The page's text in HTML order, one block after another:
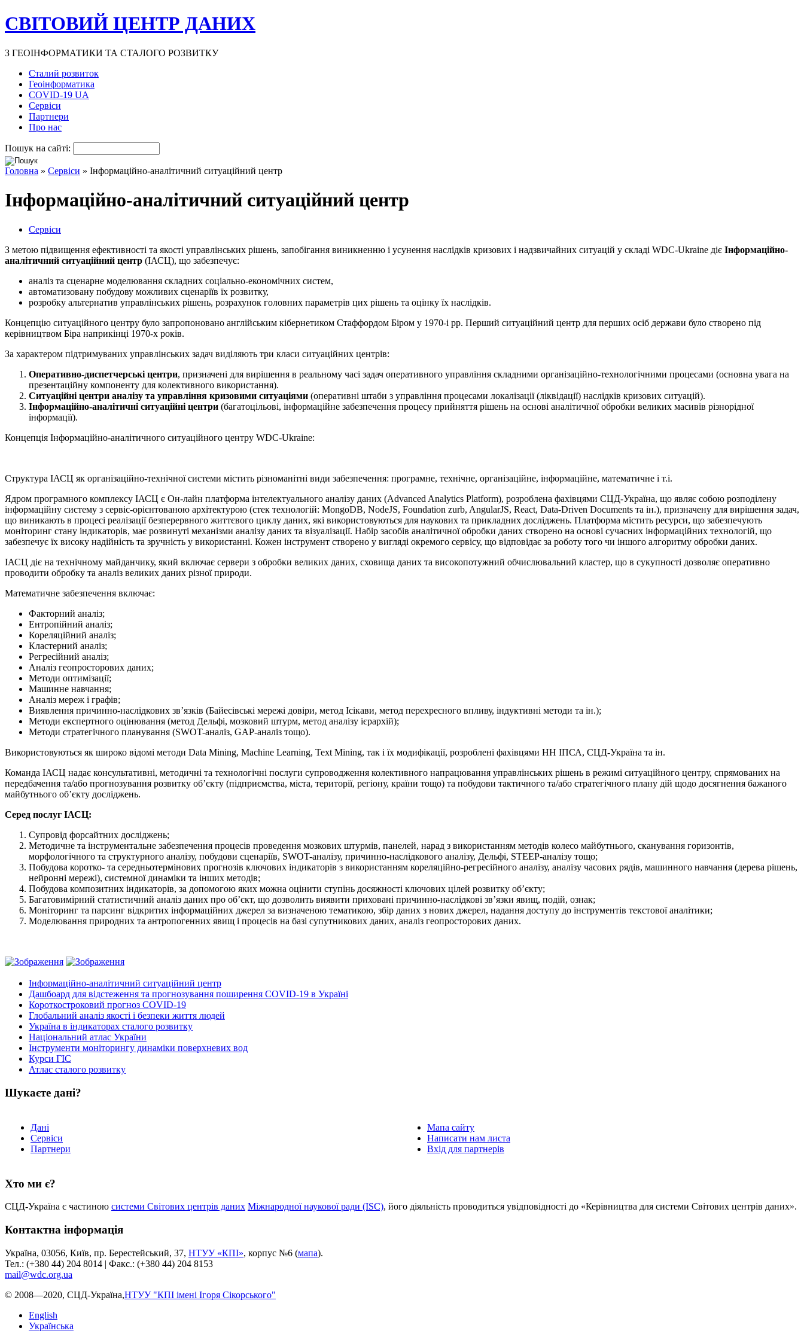
СВІТОВИЙ ЦЕНТР ДАНИХ
З ГЕОІНФОРМАТИКИ ТА СТАЛОГО РОЗВИТКУ
Сталий розвиток
Геоінформатика
COVID-19 UA
Сервіси
Партнери
Про нас
Пошук на сайті:
Головна » Сервіси » Інформаційно-аналітичний ситуаційний центр
Інформаційно-аналітичний ситуаційний центр
Сервіси
З метою підвищення ефективності та якості управлінських рішень, запобігання виникненню і усунення наслідків кризових і надзвичайних ситуацій у складі WDC-Ukraine діє Інформаційно-
аналітичний ситуаційний центр (ІАСЦ), що забезпечує:
аналіз та сценарне моделювання складних соціально-економічних систем,
автоматизовану побудову можливих сценаріїв їх розвитку,
розробку альтернатив управлінських рішень, розрахунок головних параметрів цих рішень та оцінку їх наслідків.
Концепцію ситуаційного центру було запропоновано англійським кібернетиком Стаффордом Біром у 1970-і рр. Перший ситуаційний центр для перших осіб держави було створено під
керівництвом Біра наприкінці 1970-х років.
За характером підтримуваних управлінських задач виділяють три класи ситуаційних центрів:
Оперативно-диспетчерські центри, призначені для вирішення в реальному часі задач оперативного управління складними організаційно-технологічними процесами (основна увага на
презентаційну компоненту для колективного використання).
Ситуаційні центри аналізу та управління кризовими ситуаціями (оперативні штаби з управління процесами локалізації (ліквідації) наслідків кризових ситуацій).
Інформаційно-аналітичні ситуаційні центри (багатоцільові, інформаційне забезпечення процесу прийняття рішень на основі аналітичної обробки великих масивів різнорідної
інформації).
Концепція Інформаційно-аналітичного ситуаційного центру WDC-Ukraine:
Структура ІАСЦ як організаційно-технічної системи містить різноманітні види забезпечення: програмне, технічне, організаційне, інформаційне, математичне і т.і.
Ядром програмного комплексу ІАСЦ є Он-лайн платформа інтелектуального аналізу даних (Advanced Analytics Platform), розроблена фахівцями СЦД-Україна, що являє собою розподілену
інформаційну систему з сервіс-орієнтованою архітектурою (стек технологій: MongoDB, NodeJS, Foundation zurb, AngularJS, React, Data-Driven Documents та ін.), призначену для вирішення задач,
що виникають в процесі реалізації безперервного життєвого циклу даних, які використовуються для наукових та прикладних досліджень. Платформа містить ресурси, що забезпечують
моніторинг стану індикаторів, має розвинуті механізми аналізу даних та візуалізації. Набір засобів аналітичної обробки даних створено на основі сучасних інформаційних технологій, що
забезпечує їх високу надійність та зручність у використанні. Кожен інструмент створено у вигляді окремого сервісу, що відповідає за роботу того чи іншого алгоритму обробки даних.
ІАСЦ діє на технічному майданчику, який включає сервери з обробки великих даних, сховища даних та високопотужний обчислювальний кластер, що в сукупності дозволяє оперативно
проводити обробку та аналіз великих даних різної природи.
Математичне забезпечення включає:
Факторний аналіз;
Ентропійний аналіз;
Кореляційний аналіз;
Кластерний аналіз;
Регресійний аналіз;
Аналіз геопросторових даних;
Методи оптимізації;
Машинне навчання;
Аналіз мереж і графів;
Виявлення причинно-наслідкових зв’язків (Байесівські мережі довіри, метод Ісікави, метод перехресного впливу, індуктивні методи та ін.);
Методи експертного оцінювання (метод Дельфі, мозковий штурм, метод аналізу ієрархій);
Методи стратегічного планування (SWOT-аналіз, GAP-аналіз тощо).
Використовуються як широко відомі методи Data Mining, Machine Learning, Text Mining, так і їх модифікації, розроблені фахівцями НН ІПСА, СЦД-Україна та ін.
Команда ІАСЦ надає консультативні, методичні та технологічні послуги супроводження колективного напрацювання управлінських рішень в режимі ситуаційного центру, спрямованих на
передбачення та/або прогнозування розвитку об’єкту (підприємства, міста, території, регіону, країни тощо) та побудови тактичного та/або стратегічного плану дій щодо досягнення бажаного
майбутнього об’єкту досліджень.
Серед послуг ІАСЦ:
Супровід форсайтних досліджень;
Методичне та інструментальне забезпечення процесів проведення мозкових штурмів, панелей, нарад з використанням методів колесо майбутнього, сканування горизонтів,
морфологічного та структурного аналізу, побудови сценаріїв, SWOT-аналізу, причинно-наслідкового аналізу, Дельфі, STEEP-аналізу тощо;
Побудова коротко- та середньотермінових прогнозів ключових індикаторів з використанням кореляційно-регресійного аналізу, аналізу часових рядів, машинного навчання (дерева рішень,
нейронні мережі), системної динаміки та інших методів;
Побудова композитних індикаторів, за допомогою яких можна оцінити ступінь досяжності ключових цілей розвитку об’єкту;
Багатовимірний статистичний аналіз даних про об’єкт, що дозволить виявити приховані причинно-наслідкові зв’язки явищ, подій, ознак;
Моніторинг та парсинг відкритих інформаційних джерел за визначеною тематикою, збір даних з нових джерел, надання доступу до інструментів текстової аналітики;
Моделювання природних та антропогенних явищ і процесів на базі супутникових даних, аналіз геопросторових даних.
Інформаційно-аналітичний ситуаційний центр
Дашбоард для відстеження та прогнозування поширення COVID-19 в Україні
Короткостроковий прогноз COVID-19
Глобальний аналіз якості і безпеки життя людей
Україна в індикаторах сталого розвитку
Національний атлас України
Інструменти моніторингу динаміки поверхневих вод
Курси ГІС
Атлас сталого розвитку
Шукаєте дані?
Дані
Сервіси
Партнери
Мапа сайту
Написати нам листа
Вхід для партнерів
Хто ми є?
СЦД-Україна є частиною системи Світових центрів даних Міжнародної наукової ради (ISC), його діяльність проводиться увідповідності до «Керівництва для системи Світових центрів даних».
Контактна інформація
Україна, 03056, Київ, пр. Берестейський, 37, НТУУ «КПІ», корпус №6 (мапа).
Тел.: (+380 44) 204 8014 | Факс.: (+380 44) 204 8153
mail@wdc.org.ua
© 2008—2020, СЦД-Україна,НТУУ "КПІ імені Ігоря Сікорського"
English
Українська